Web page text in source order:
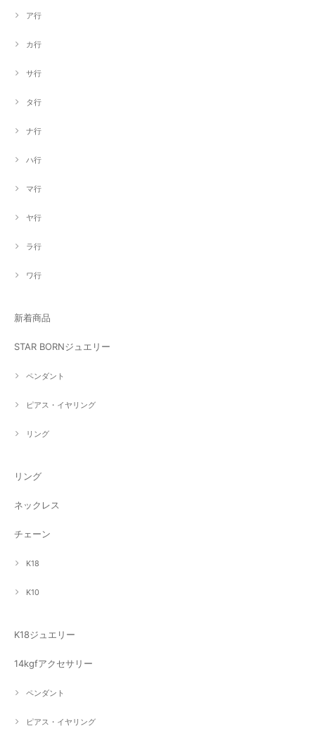
ア行
カ行
サ行
タ行
ナ行
ハ行
マ行
ヤ行
ラ行
ワ行
新着商品
STAR BORNジュエリー
ペンダント
ピアス・イヤリング
リング
リング
ネックレス
チェーン
K18
K10
K18ジュエリー
14kgfアクセサリー
ペンダント
ピアス・イヤリング